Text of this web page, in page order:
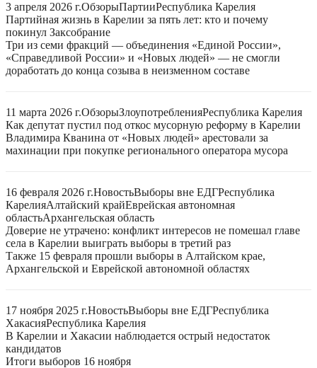
3 апреля 2026 г.ОбзорыПартииРеспублика Карелия
Партийная жизнь в Карелии за пять лет: кто и почему
покинул Заксобрание
Три из семи фракций — объединения «Единой России»,
«Справедливой России» и «Новых людей» — не смогли
доработать до конца созыва в неизменном составе
11 марта 2026 г.ОбзорыЗлоупотребленияРеспублика Карелия
Как депутат пустил под откос мусорную реформу в Карелии
Владимира Кванина от «Новых людей» арестовали за
махинации при покупке регионального оператора мусора
16 февраля 2026 г.НовостьВыборы вне ЕДГРеспублика
КарелияАлтайский крайЕврейская автономная
областьАрхангельская область
Доверие не утрачено: конфликт интересов не помешал главе
села в Карелии выиграть выборы в третий раз
Также 15 февраля прошли выборы в Алтайском крае,
Архангельской и Еврейской автономной областях
17 ноября 2025 г.НовостьВыборы вне ЕДГРеспублика
ХакасияРеспублика Карелия
В Карелии и Хакасии наблюдается острый недостаток
кандидатов
Итоги выборов 16 ноября